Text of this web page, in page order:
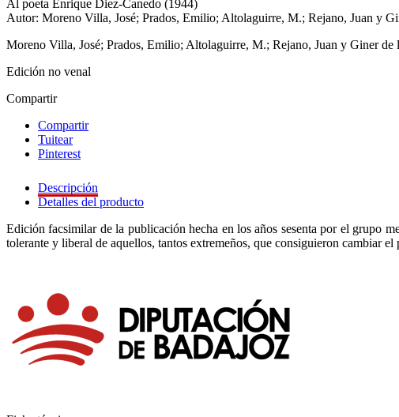
Al poeta Enrique Diez-Canedo (1944)
Autor: Moreno Villa, José; Prados, Emilio; Altolaguirre, M.; Rejano, Juan y
Moreno Villa, José; Prados, Emilio; Altolaguirre, M.; Rejano, Juan y Giner de
Edición no venal
Compartir
Compartir
Tuitear
Pinterest
Descripción
Detalles del producto
Edición facsimilar de la publicación hecha en los años sesenta por el grupo
tolerante y liberal de aquellos, tantos extremeños, que consiguieron cambiar